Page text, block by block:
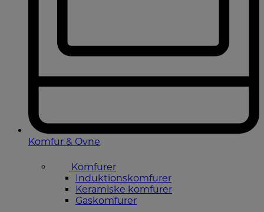
Komfur & Ovne
Komfurer
Induktionskomfurer
Keramiske komfurer
Gaskomfurer